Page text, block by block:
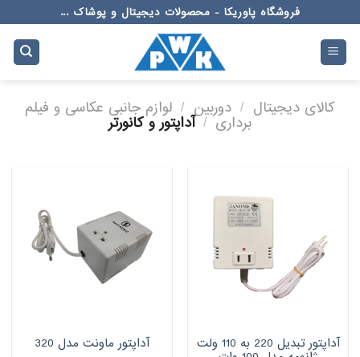
to
content
فروشگاه پاوریکا - محصولات دیجیتال و پوشاک ...
کالای دیجیتال / دوربین / لوازم جانبی عکاسی و فیلم
برداری /آداپتور و کانورتر
آداپتور تبدیل 220 به 110 ولت آداپتور ماونت مدل 320